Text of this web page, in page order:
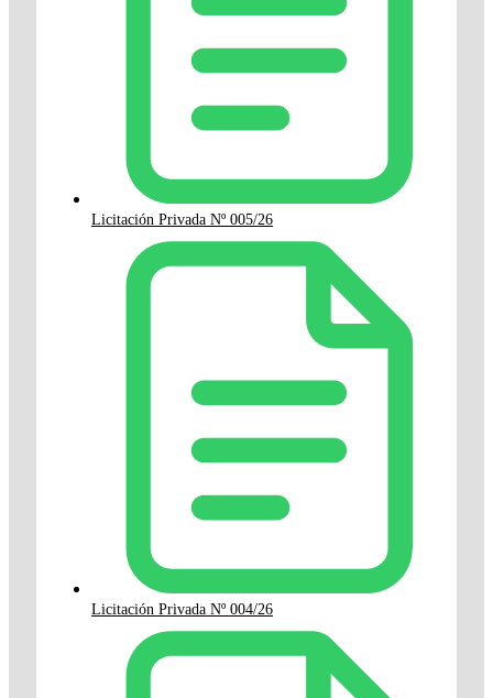
Licitación Privada Nº 005/26
Licitación Privada Nº 004/26